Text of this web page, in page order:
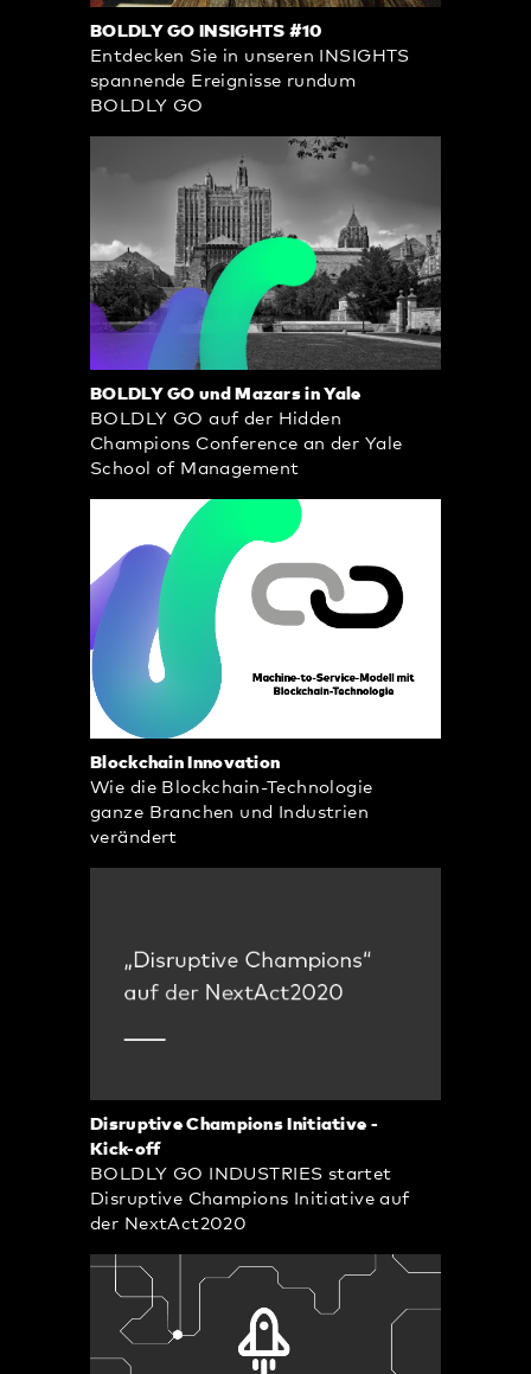
BOLDLY GO INSIGHTS #10
Entdecken Sie in unseren INSIGHTS
spannende Ereignisse rundum
BOLDLY GO
BOLDLY GO und Mazars in Yale
BOLDLY GO auf der Hidden
Champions Conference an der Yale
School of Management
Blockchain Innovation
Wie die Blockchain-Technologie
ganze Branchen und Industrien
verändert
Disruptive Champions Initiative -
Kick-off
BOLDLY GO INDUSTRIES startet
Disruptive Champions Initiative auf
der NextAct2020